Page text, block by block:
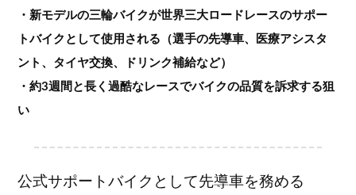
・新モデルの三輪バイクが世界三大ロードレースのサポー
トバイクとして使用される（選手の先導車、医療アシスタ
ント、タイヤ交換、ドリンク補給など）
・約3週間と長く過酷なレースでバイクの品質を訴求する狙
い
公式サポートバイクとして先導車を務める